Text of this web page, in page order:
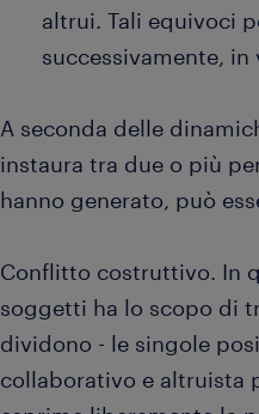
altrui. Tali equivoci
successivamente,
A seconda delle
instaura tra due o più
hanno generato, può
Conflitto costruttivo. In
soggetti ha lo scopo di
dividono - le singole
collaborativo e altruista